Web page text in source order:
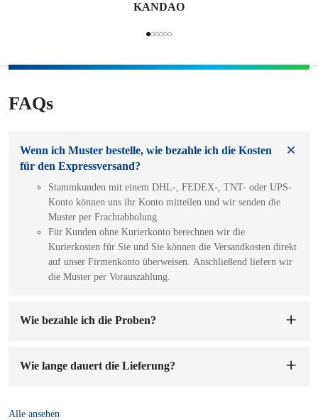
KANDAO
FAQs
Wenn ich Muster bestelle, wie bezahle ich die Kosten
für den Expressversand?
Stammkunden mit einem DHL-, FEDEX-, TNT- oder UPS-
Konto können uns ihr Konto mitteilen und wir senden die
Muster per Frachtabholung.
Für Kunden ohne Kurierkonto berechnen wir die
Kurierkosten für Sie und Sie können die Versandkosten direkt
auf unser Firmenkonto überweisen. Anschließend liefern wir
die Muster per Vorauszahlung.
Wie bezahle ich die Proben?
anfertigen. Die Probenvorbereitung dauert 1-7 Werktage.
Wie lange dauert die Lieferung?
Alle ansehen